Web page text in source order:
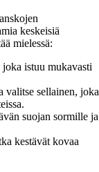
keskeisiä
mielessä:
istuu mukavasti
valitse sellainen, joka
suojan sormille ja
kestävät kovaa